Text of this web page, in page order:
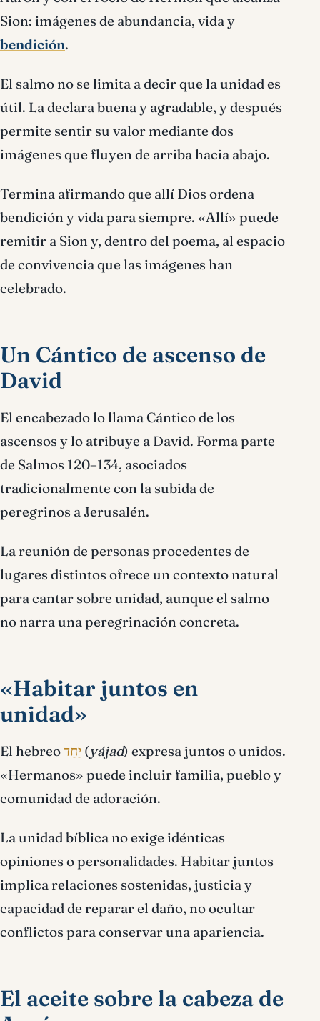
Sion: imágenes de abundancia, vida y
bendición.
El salmo no se limita a decir que la unidad es
útil. La declara buena y agradable, y después
permite sentir su valor mediante dos
imágenes que fluyen de arriba hacia abajo.
Termina afirmando que allí Dios ordena
bendición y vida para siempre. «Allí» puede
remitir a Sion y, dentro del poema, al espacio
de convivencia que las imágenes han
celebrado.
Un Cántico de ascenso de
David
El encabezado lo llama Cántico de los
ascensos y lo atribuye a David. Forma parte
de Salmos 120–134, asociados
tradicionalmente con la subida de
peregrinos a Jerusalén.
La reunión de personas procedentes de
lugares distintos ofrece un contexto natural
para cantar sobre unidad, aunque el salmo
no narra una peregrinación concreta.
«Habitar juntos en
unidad»
El hebreoיַחַד (yájad) expresa juntos o unidos.
«Hermanos» puede incluir familia, pueblo y
comunidad de adoración.
La unidad bíblica no exige idénticas
opiniones o personalidades. Habitar juntos
implica relaciones sostenidas, justicia y
capacidad de reparar el daño, no ocultar
conflictos para conservar una apariencia.
El aceite sobre la cabeza de